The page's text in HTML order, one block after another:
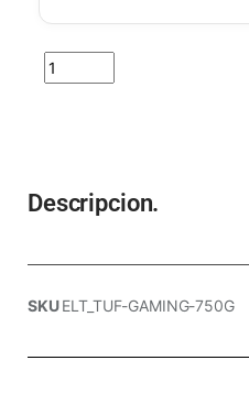
Descripcion.
SKUELT_TUF-GAMING-750G